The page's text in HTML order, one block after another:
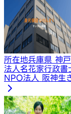
所在地兵庫県 神
法人名花家行政書
​NPO法人 阪神生